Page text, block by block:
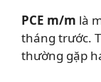
PCE m/m là
tháng trước.
thường gặp